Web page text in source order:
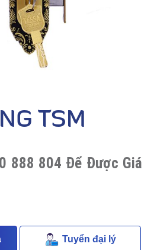
TSM
888 804 Để Được Giá
Tuyển đại lý